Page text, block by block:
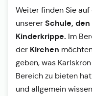
Weiter finden Sie
unserer Schule,
Kinderkrippe. Im
der Kirchen
geben, was
Bereich zu bieten
und allgemein